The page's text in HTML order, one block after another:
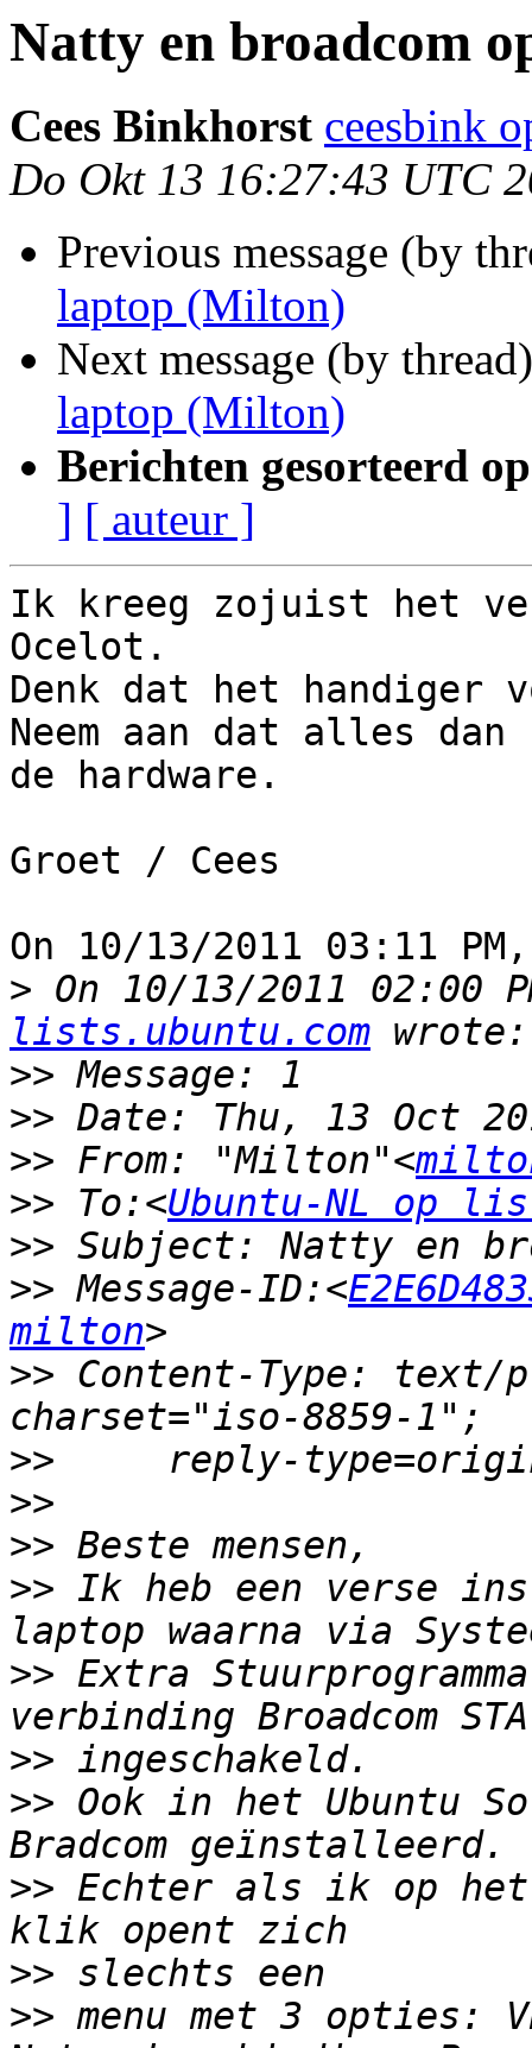
Natty en broadcom
Cees Binkhorst ceesbink
Do Okt 13 16:27:43 UTC
Previous message (by
laptop (Milton)
Next message (by
laptop (Milton)
Berichten gesorteerd
] [ auteur ]
Ik kreeg zojuist het
Ocelot.
Denk dat het
Neem aan dat alles
de hardware.
Groet / Cees
On 10/13/2011 03:11
> On 10/13/2011 02:00
lists.ubuntu.com
>>
>>
>> From: "Milton"<
>> To:<Ubuntu-NL op
>>
>> Message-ID:<
milton
>> Content-Type: text/
>>
>>
>>
>> Ik heb een verse
>> Extra
>>
>> Ook in het Ubuntu
>> Echter als ik op het
>>
>> menu met 3 opties: